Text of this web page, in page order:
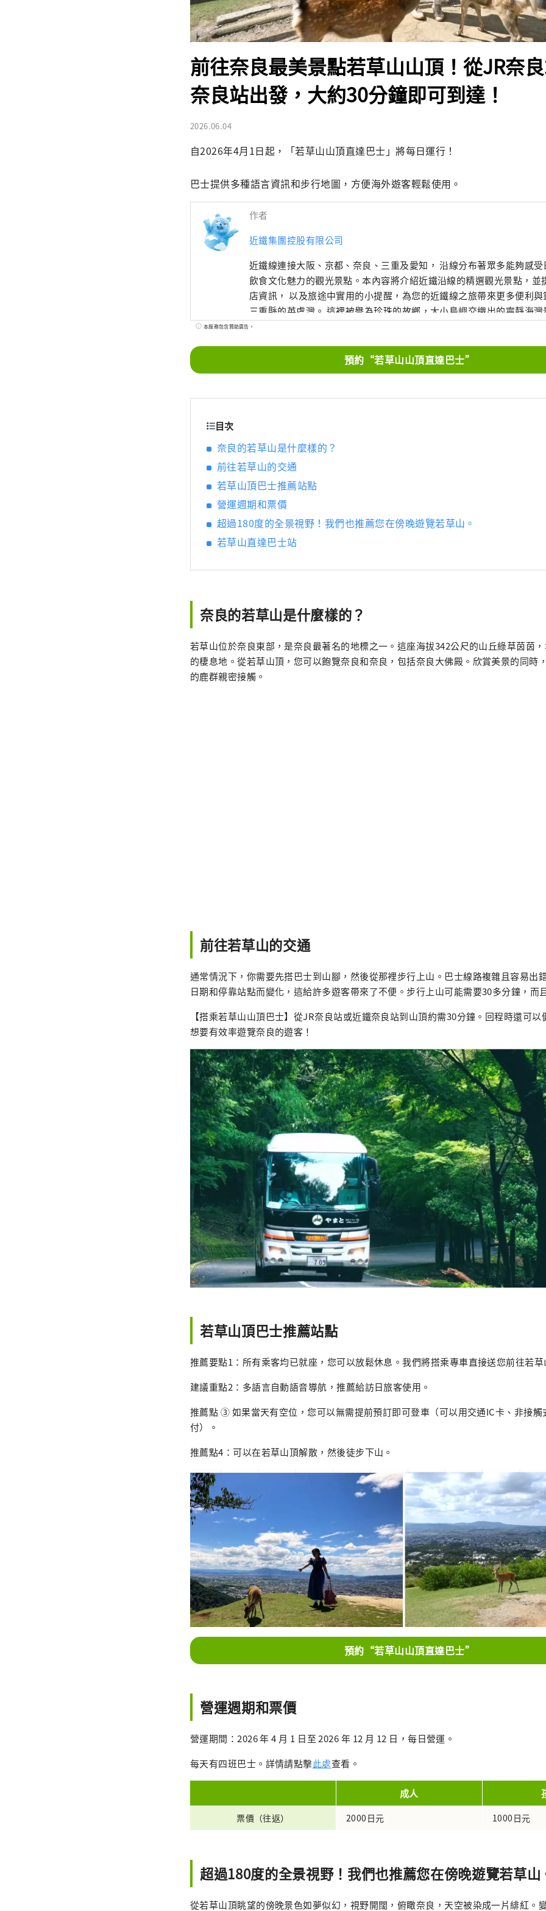
前往奈良最美景點若草山山頂！從JR奈
奈良站出發，大約30分鐘即可到達！
2026.06.04
自2026年4月1日起，「若草山山頂直達巴士」將每日運行！
巴士提供多種語言資訊和步行地圖，方便海外遊客輕鬆使用。
作者
近鐵集團控股有限公司
近鐵線連接大阪、京都、奈良、三重及愛知， 沿線分布著眾多能夠感
飲食文化魅力的觀光景點。本內容將介紹近鐵沿線的精選觀光景點，並
店資訊， 以及旅途中實用的小提醒，為您的近鐵線之旅帶來更多便利
三重縣的英虞灣。 這裡被譽為珍珠的故鄉，大小島嶼交織出的寧靜海
怡，非常推薦搭乘遊船，悠閒地感受這片溫柔的海上風光。
本服務包含贊助廣告。
預約“若草山山頂直達巴士”
目次
奈良的若草山是什麼樣的？
前往若草山的交通
若草山頂巴士推薦站點
營運週期和票價
超過180度的全景視野！我們也推薦您在傍晚遊覽若草山。
若草山直達巴士站
奈良的若草山是什麼樣的？
若草山位於奈良東部，是奈良最著名的地標之一。這座海拔342公尺的山丘綠草茵茵
的棲息地。從若草山頂，您可以飽覽奈良和奈良，包括奈良大佛殿。欣賞美景的同時
的鹿群親密接觸。
前往若草山的交通
通常情況下，你需要先搭巴士到山腳，然後從那裡步行上山。巴士線路複雜且容易出
日期和停靠站點而變化，這給許多遊客帶來了不便。步行上山可能需要30多分鐘，而
【搭乘若草山山頂巴士】從JR奈良站或近鐵奈良站到山頂約需30分鐘。回程時還可
想要有效率遊覽奈良的遊客！
若草山頂巴士推薦站點
推薦要點1：所有乘客均已就座，您可以放鬆休息。我們將搭乘專車直接送您前往若
建議重點2：多語言自動語音導航，推薦給訪日旅客使用。
推薦點 ③ 如果當天有空位，您可以無需提前預訂即可登車（可以用交通IC卡、非接觸
付）。
推薦點4：可以在若草山頂解散，然後徒步下山。
預約“若草山山頂直達巴士”
營運週期和票價
營運期間：2026 年 4 月 1 日至 2026 年 12 月 12 日，每日營運。
每天有四班巴士。詳情請點擊此處查看。
成人
票價（往返） 2000日元 1000日元
超過180度的全景視野！我們也推薦您在傍晚遊覽若草山
從若草山頂眺望的傍晚景色如夢似幻，視野開闊，俯瞰奈良，天空被染成一片緋紅。